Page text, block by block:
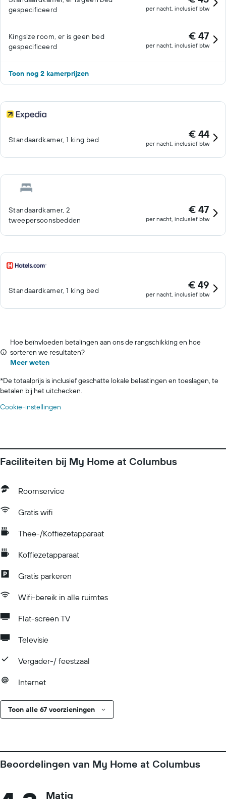
gespecificeerd
per nacht, inclusief btw
Kingsize room, er is geen bed
gespecificeerd
€ 47
per nacht, inclusief btw
Toon nog 2 kamerprijzen
Standaardkamer, 1 king bed € 44
per nacht, inclusief btw
Standaardkamer, 2
tweepersoonsbedden
€ 47
per nacht, inclusief btw
Standaardkamer, 1 king bed € 49
per nacht, inclusief btw
Hoe beïnvloeden betalingen aan ons de rangschikking en hoe
sorteren we resultaten?
Meer weten
*De totaalprijs is inclusief geschatte lokale belastingen en toeslagen, te
betalen bij het uitchecken.
Cookie-instellingen
Faciliteiten bij My Home at Columbus
Roomservice
Gratis wifi
Thee-/Koffiezetapparaat
Koffiezetapparaat
Gratis parkeren
Wifi-bereik in alle ruimtes
Flat-screen TV
Televisie
Vergader-/ feestzaal
Internet
Toon alle 67 voorzieningen
Beoordelingen van My Home at Columbus
Matig